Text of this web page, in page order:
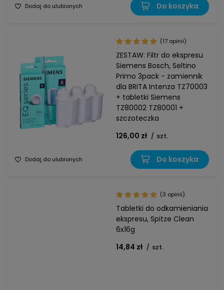
Dodaj do ulubionych Do koszyka
ZESTAW: Filtr do ekspresu
Siemens Bosch, Seltino
Primo 3pack - zamiennik
dla BRITA Intenza TZ70003
+ tabletki Siemens
TZ80002 TZ80001 +
szczoteczka
126,00 zł / szt.
(17 opinii)
Dodaj do ulubionych Do koszyka
Tabletki do odkamieniania
ekspresu, Spitze Clean
6x16g
14,84 zł / szt.
(3 opinii)